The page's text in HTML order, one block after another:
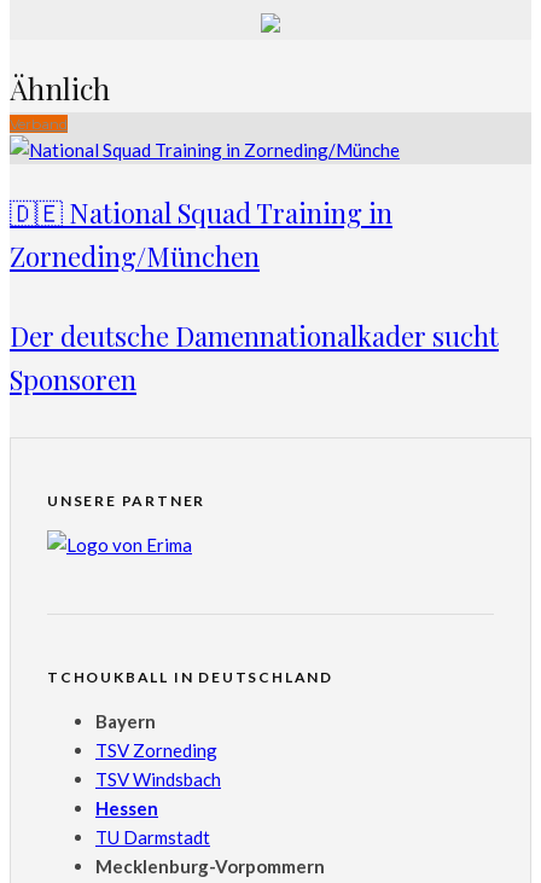
Ähnlich
Verband
🇩🇪 National Squad Training in
Zorneding/München
Der deutsche Damennationalkader sucht
Sponsoren
UNSERE PARTNER
TCHOUKBALL IN DEUTSCHLAND
Bayern
TSV Zorneding
TSV Windsbach
Hessen
TU Darmstadt
Mecklenburg-Vorpommern